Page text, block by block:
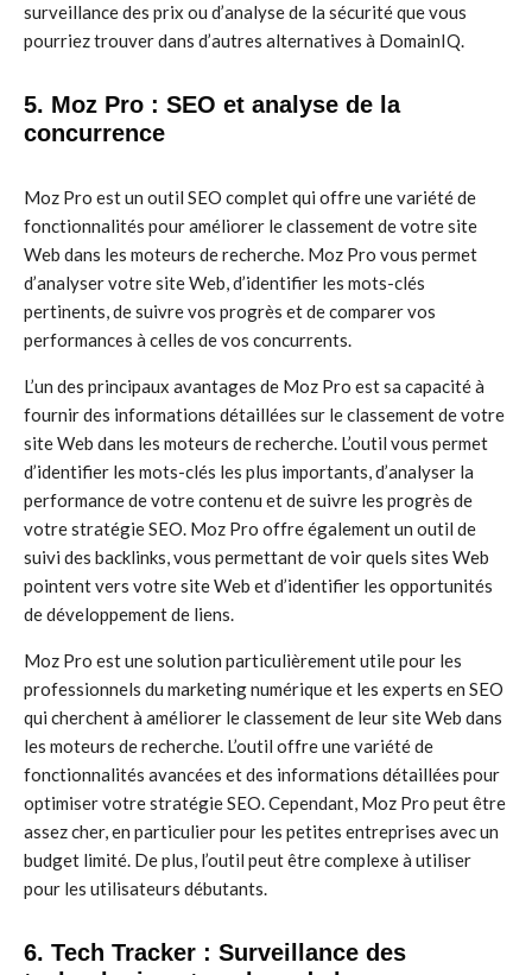
surveillance des prix ou d’analyse de la sécurité que vous
pourriez trouver dans d’autres alternatives à DomainIQ.
5. Moz Pro : SEO et analyse de la
concurrence
Moz Pro est un outil SEO complet qui offre une variété de
fonctionnalités pour améliorer le classement de votre site
Web dans les moteurs de recherche. Moz Pro vous permet
d’analyser votre site Web, d’identifier les mots-clés
pertinents, de suivre vos progrès et de comparer vos
performances à celles de vos concurrents.
L’un des principaux avantages de Moz Pro est sa capacité à
fournir des informations détaillées sur le classement de votre
site Web dans les moteurs de recherche. L’outil vous permet
d’identifier les mots-clés les plus importants, d’analyser la
performance de votre contenu et de suivre les progrès de
votre stratégie SEO. Moz Pro offre également un outil de
suivi des backlinks, vous permettant de voir quels sites Web
pointent vers votre site Web et d’identifier les opportunités
de développement de liens.
Moz Pro est une solution particulièrement utile pour les
professionnels du marketing numérique et les experts en SEO
qui cherchent à améliorer le classement de leur site Web dans
les moteurs de recherche. L’outil offre une variété de
fonctionnalités avancées et des informations détaillées pour
optimiser votre stratégie SEO. Cependant, Moz Pro peut être
assez cher, en particulier pour les petites entreprises avec un
budget limité. De plus, l’outil peut être complexe à utiliser
pour les utilisateurs débutants.
6. Tech Tracker : Surveillance des